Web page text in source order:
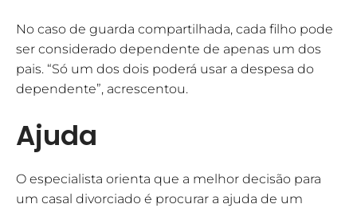
No caso de guarda compartilhada, cada filho pode
ser considerado dependente de apenas um dos
pais. “Só um dos dois poderá usar a despesa do
dependente”, acrescentou.
Ajuda
O especialista orienta que a melhor decisão para
um casal divorciado é procurar a ajuda de um